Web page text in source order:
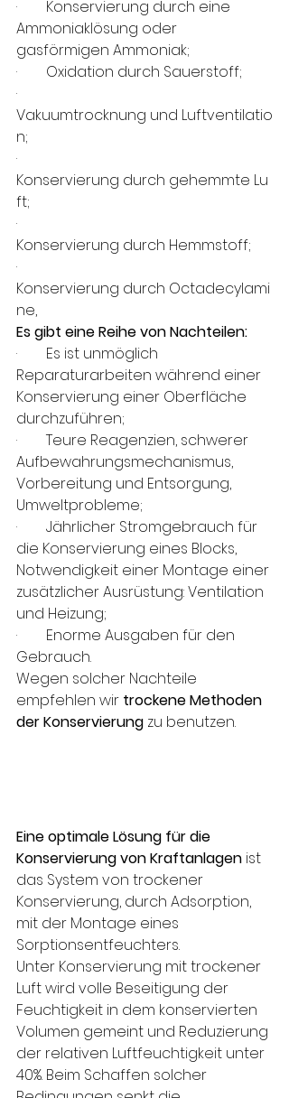
· Konservierung durch eine
Ammoniaklösung oder
gasförmigen Ammoniak;
· Oxidation durch Sauerstoff;
·
Vakuumtrocknung und Luftventilatio
n;
·
Konservierung durch gehemmte Lu
ft;
·
Konservierung durch Hemmstoff;
·
Konservierung durch Octadecylami
ne,
Es gibt eine Reihe von Nachteilen:
· Es ist unmöglich
Reparaturarbeiten während einer
Konservierung einer Oberfläche
durchzuführen;
· Teure Reagenzien, schwerer
Aufbewahrungsmechanismus,
Vorbereitung und Entsorgung,
Umweltprobleme;
· Jährlicher Stromgebrauch für
die Konservierung eines Blocks,
Notwendigkeit einer Montage einer
zusätzlicher Ausrüstung: Ventilation
und Heizung;
· Enorme Ausgaben für den
Gebrauch.
Wegen solcher Nachteile
empfehlen wir trockene Methoden
der Konservierung zu benutzen.
Eine optimale Lösung für die
Konservierung von Kraftanlagen ist
das System von trockener
Konservierung, durch Adsorption,
mit der Montage eines
Sorptionsentfeuchters.
Unter Konservierung mit trockener
Luft wird volle Beseitigung der
Feuchtigkeit in dem konservierten
Volumen gemeint und Reduzierung
der relativen Luftfeuchtigkeit unter
40%. Beim Schaffen solcher